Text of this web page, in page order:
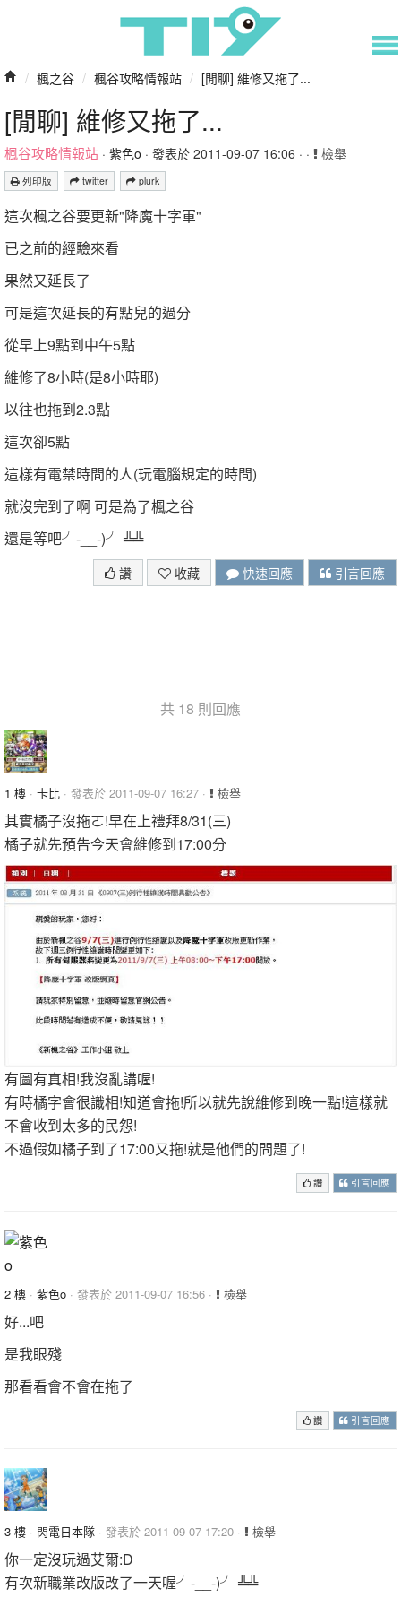
/ 楓之谷 / 楓谷攻略情報站 / [閒聊] 維修又拖了...
[閒聊] 維修又拖了...
楓谷攻略情報站 · 紫色o · 發表於 2011-09-07 16:06 · · 檢舉
列印版 twitter plurk
這次楓之谷要更新"降魔十字軍"
已之前的經驗來看
果然又延長了
可是這次延長的有點兒的過分
從早上9點到中午5點
維修了8小時(是8小時耶)
以往也拖到2.3點
這次卻5點
這樣有電禁時間的人(玩電腦規定的時間)
就沒完到了啊 可是為了楓之谷
還是等吧╯-__-)╯ ╩╩
讚 收藏 快速回應 引言回應
共 18 則回應
1 樓 · 卡比 · 發表於 2011-09-07 16:27 · 檢舉
其實橘子沒拖ㄛ!早在上禮拜8/31(三)
橘子就先預告今天會維修到17:00分
有圖有真相!我沒亂講喔!
有時橘字會很識相!知道會拖!所以就先說維修到晚一點!這樣就
不會收到太多的民怨!
不過假如橘子到了17:00又拖!就是他們的問題了!
讚 引言回應
2 樓 · 紫色o · 發表於 2011-09-07 16:56 · 檢舉
好...吧
是我眼殘
那看看會不會在拖了
讚 引言回應
3 樓 · 閃電日本隊 · 發表於 2011-09-07 17:20 · 檢舉
你一定沒玩過艾爾:D
有次新職業改版改了一天喔╯-__-)╯ ╩╩